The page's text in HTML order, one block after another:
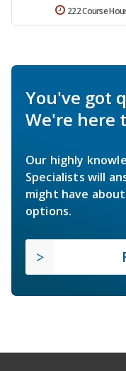
222 Course
You've got
We're here
Our highly
Specialists will
might have
options.